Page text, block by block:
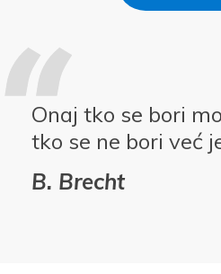
Onaj tko se bori
tko se ne bori već
B. Brecht